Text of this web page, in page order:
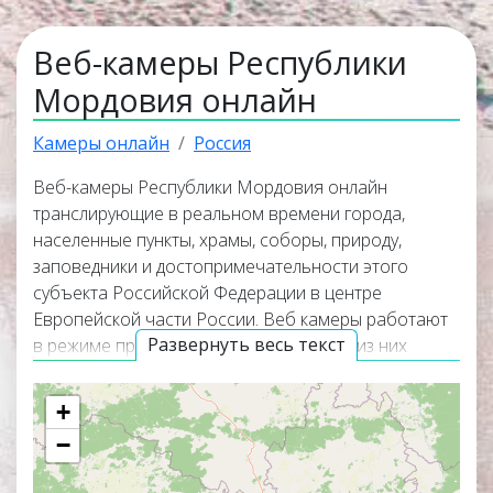
Веб-камеры Республики
Мордовия онлайн
Камеры онлайн Россия
Развернуть весь текст
Веб-камеры Республики Мордовия онлайн
транслирующие в реальном времени города,
населенные пункты, храмы, соборы, природу,
заповедники и достопримечательности этого
субъекта Российской Федерации в центре
Европейской части России. Веб камеры работают
в режиме прямого эфира, а некоторые из них
Популярные онлайн веб камеры располагаются в
верхней части списка трансляций. Карта онлайн
веб камер покажет точное местоположение всех
веб камер на территории Республики Мордовия.
+
−